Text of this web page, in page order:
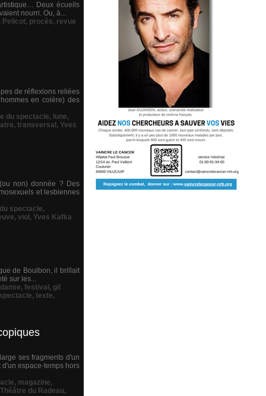
Deux écueils
nourri. Ou, à...
, Pelicot, procès, revue
de réflexions reliées
en colère) des
du spectacle, lune,
, transversal , Yves
non) donnée ? Des
et lesbiennes
spectacle,
, viol , Yves Kafka
de Boulbon, il brillait
sur les...
danse, festival , gil
spectacle, texte,
ses fragments d'un
espace-temps hors
, magazine,
Théâtre du Radeau,